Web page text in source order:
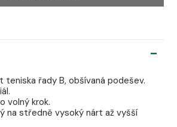
teniska řady B, obšívaná podešev.
volný krok.
na středně vysoký nárt až vyšší